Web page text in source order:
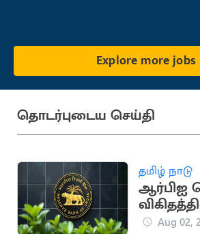
Explore more jobs
தொடர்புடைய செய்தி
தமிழ் நாடு
ஆர்பிஐ
Aug 02,